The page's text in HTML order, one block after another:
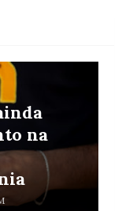
na